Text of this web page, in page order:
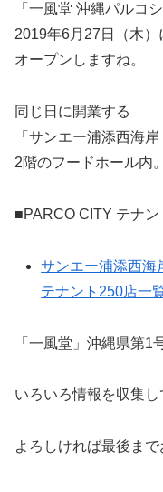
「一風堂 沖縄パルコ
2019年6月27日（木）
オープンしますね。
同じ日に開業する
「サンエー浦添西海岸
2階のフードホール内。
■PARCO CITY テナン
サンエー浦添西海
テナント250店一
「一風堂」沖縄県第1
いろいろ情報を収集し
よろしければ最後まで